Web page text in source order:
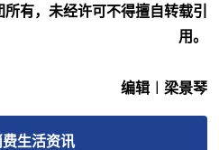
有，未经许可不得擅自转载引
用。
编辑︱梁景琴
费生活资讯